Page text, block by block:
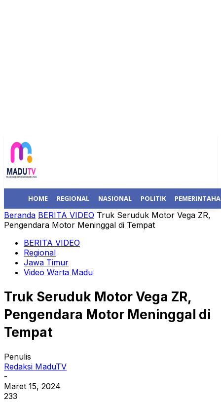
HOME REGIONAL NASIONAL POLITIK
Beranda BERITA VIDEO Truk Seruduk Motor Vega ZR,
Pengendara Motor Meninggal di Tempat
BERITA VIDEO
Regional
Jawa Timur
Video Warta Madu
Truk Seruduk Motor Vega ZR,
Pengendara Motor Meninggal di
Tempat
Penulis
Redaksi MaduTV
-
Maret 15, 2024
233